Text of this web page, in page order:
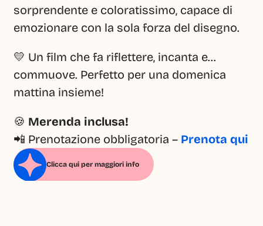
sorprendente e coloratissimo, capace di
emozionare con la sola forza del disegno.
💛 Un film che fa riflettere, incanta e…
commuove. Perfetto per una domenica
mattina insieme!
🍪 Merenda inclusa!
📲 Prenotazione obbligatoria – Prenota qui
Clicca qui per maggiori info